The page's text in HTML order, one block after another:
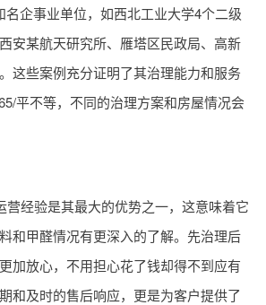
企事业单位，如西北工业大学4个二级
安某航天研究所、雁塔区民政局、高新
这些案例充分证明了其治理能力和服务
平不等，不同的治理方案和房屋情况会
营经验是其最大的优势之一，这意味着它
和甲醛情况有更深入的了解。先治理后
加放心，不用担心花了钱却得不到应有
和及时的售后响应，更是为客户提供了